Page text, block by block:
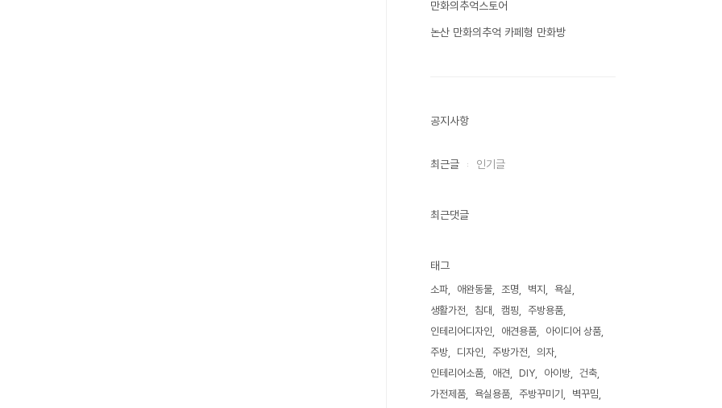
만화의추억스토어
논산 만화의추억 카페형 만화방
공지사항
최근글 인기글
최근댓글
태그
소파 애완동물 조명 벽지
욕실
생활가전
침대 캠핑
주방용품
인테리어디자인
애견용품
아이디어 상품
주방
디자인 주방가전
의자
인테리어소품
애견 DIY 아이방
건축
가전제품
욕실용품 주방꾸미기
벽꾸밈